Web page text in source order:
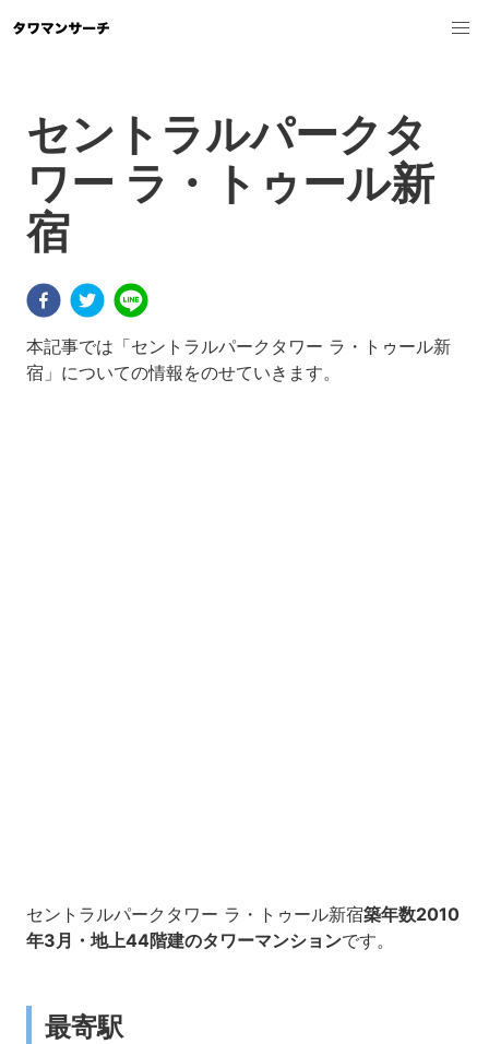
セントラルパークタ
ワー ラ・トゥール新
宿
本記事では「セントラルパークタワー ラ・トゥール新
宿」についての情報をのせていきます。
セントラルパークタワー ラ・トゥール新宿築年数2010
年3月・地上44階建のタワーマンションです。
最寄駅